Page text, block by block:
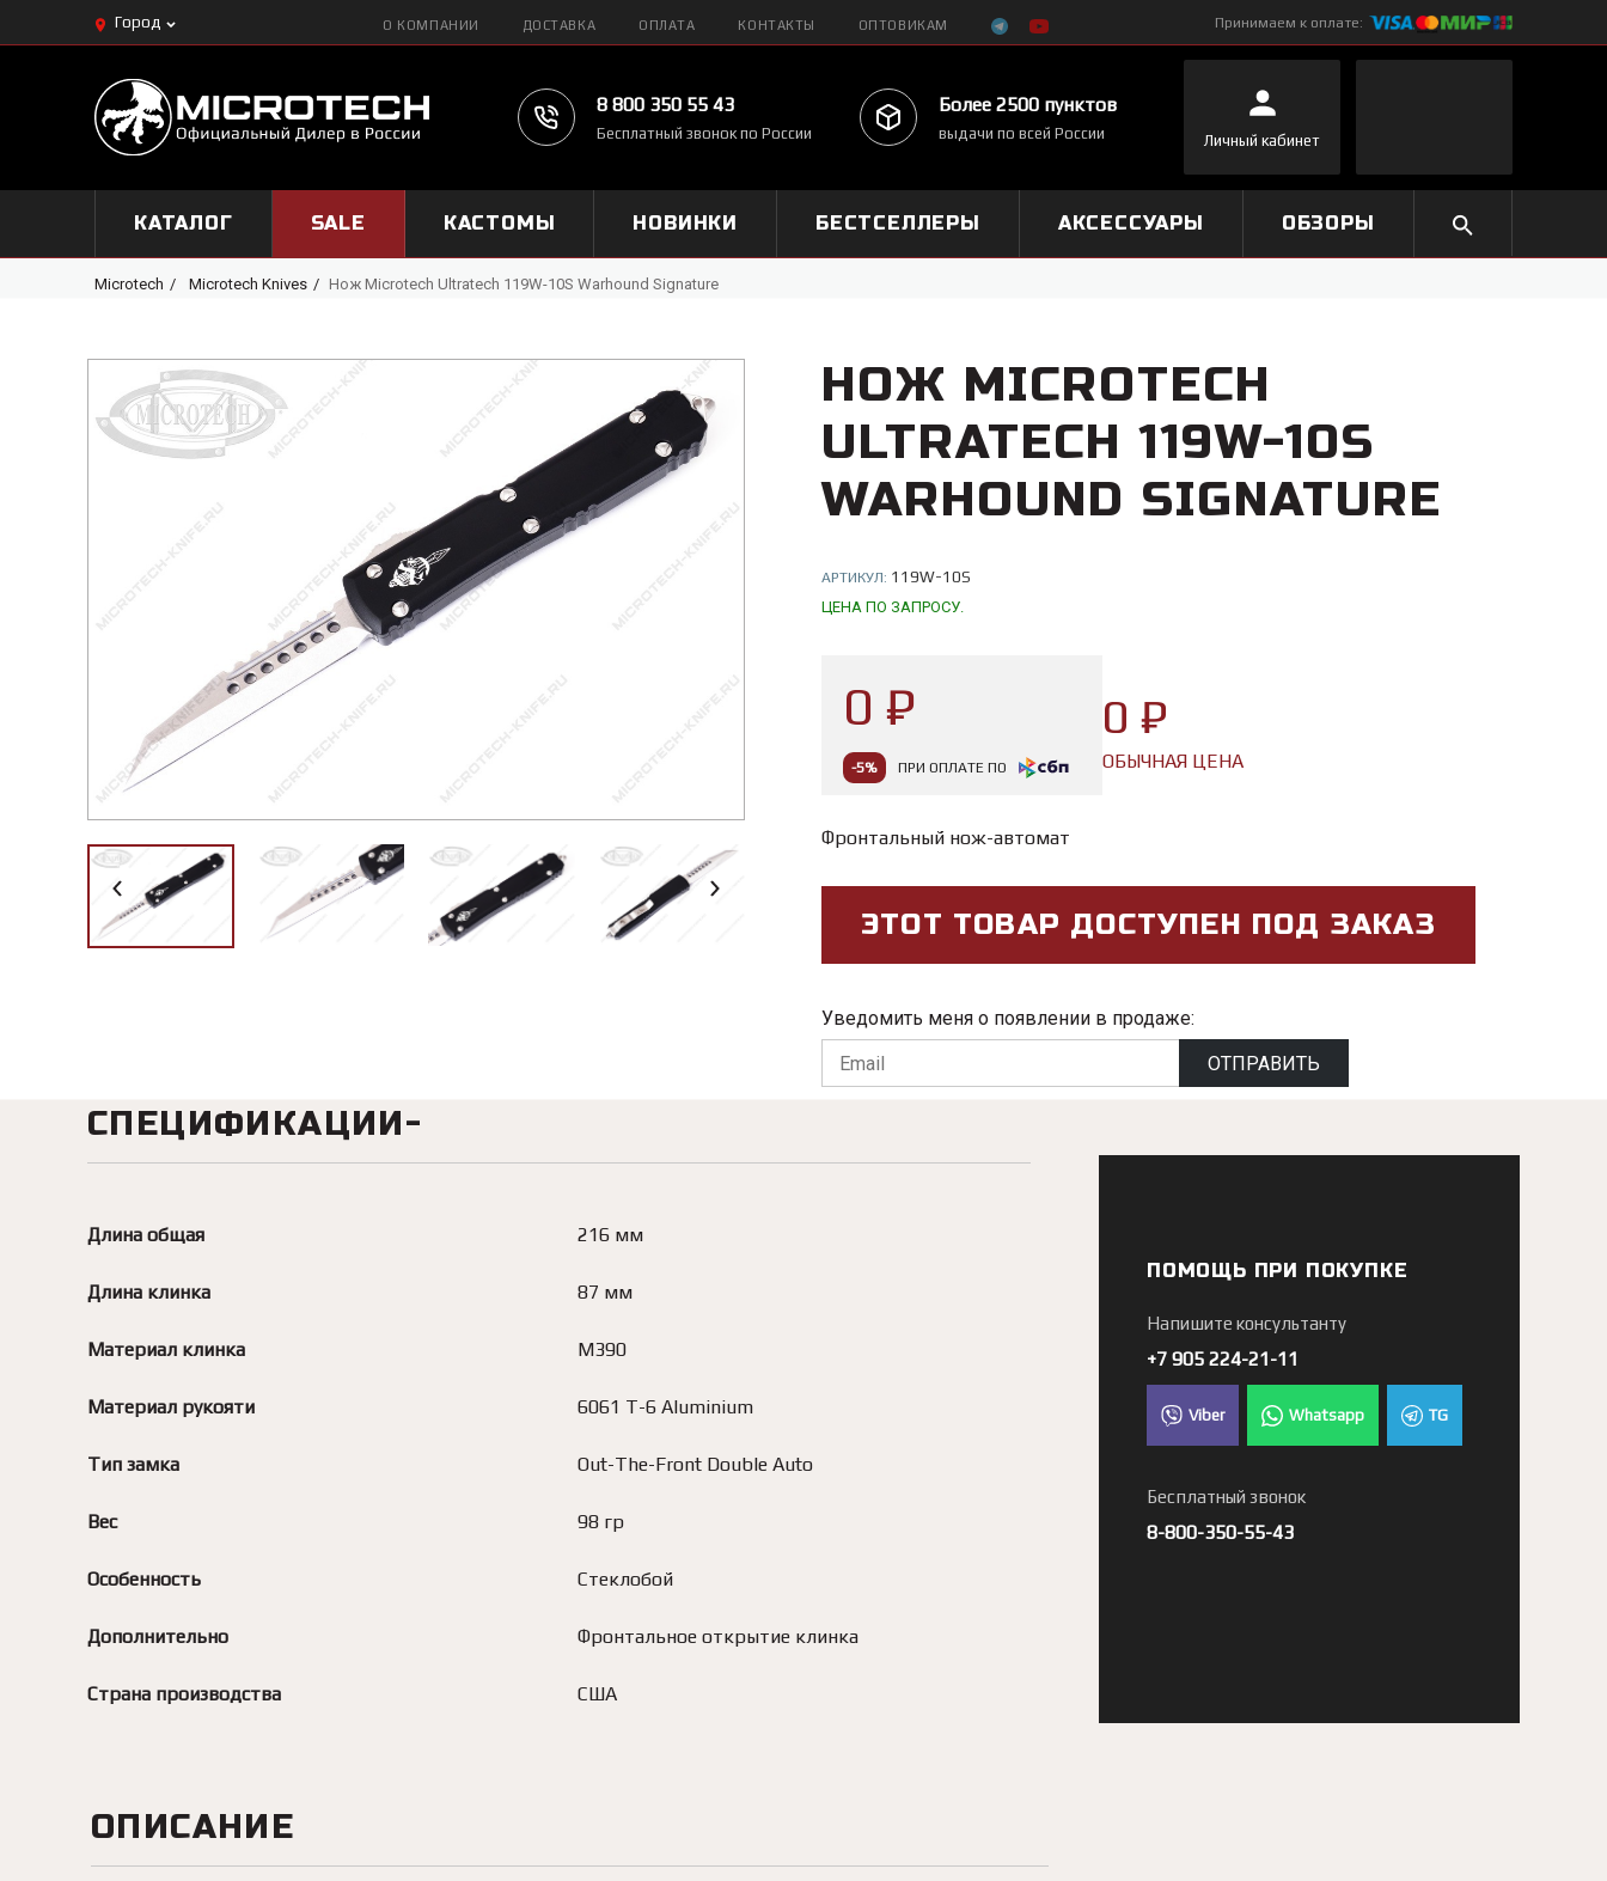
Город О КОМПАНИИ ДОСТАВКА ОПЛАТА КОНТАКТЫ ОПТОВИКАМ Принимаем к оплате:
8 800 350 55 43
Бесплатный звонок по России
Более 2500 пунктов
выдачи по всей России Личный кабинет
КАТАЛОГ SALE КАСТОМЫ НОВИНКИ БЕСТСЕЛЛЕРЫ АКСЕССУАРЫ ОБЗОРЫ
Microtech Microtech Knives Нож Microtech Ultratech 119W-10S Warhound Signature
НОЖ MICROTECH
ULTRATECH 119W-10S
WARHOUND SIGNATURE
АРТИКУЛ: 119W-10S
ЦЕНА ПО ЗАПРОСУ.
0 ₽
-5% ПРИ ОПЛАТЕ ПО
0 ₽
ОБЫЧНАЯ ЦЕНА
Фронтальный нож-автомат
ЭТОТ ТОВАР ДОСТУПЕН ПОД ЗАКАЗ
Уведомить меня о появлении в продаже:
ОТПРАВИТЬ
СПЕЦИФИКАЦИИ
Длина общая 216 мм
Длина клинка 87 мм
Материал клинка M390
Материал рукояти 6061 T-6 Aluminium
Тип замка Out-The-Front Double Auto
Вес 98 гр
Особенность Стеклобой
Дополнительно Фронтальное открытие клинка
Страна производства США
ПОМОЩЬ ПРИ ПОКУПКЕ
Напишите консультанту
+7 905 224-21-11
Viber Whatsapp TG
Бесплатный звонок
8-800-350-55-43
ОПИСАНИЕ